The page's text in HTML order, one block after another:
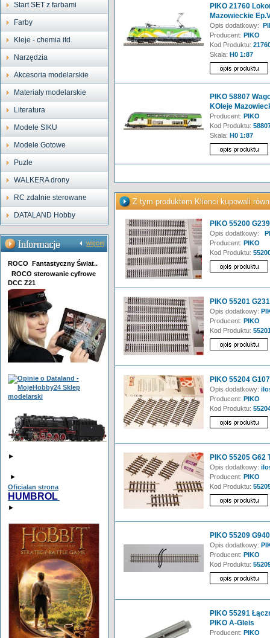
Start SET z farbami
Farby
Kleje - chemia itd.
Narzędzia
Akcesoria modelarskie
Materiały modelarskie
Literatura
Modele SIKU
Modele Gotowe
Puzle
WALKERA drony
RC zdalnie sterowane
DATALAND Hobby
więcej
ROCO Fantastyczny Świat..
ROCO sterowanie cyfrowe
DCC Z21
►
►
Oficialan strona
HUMBROL
►
PIKO 21760
Mazowieckie
Opis dodatkowy:
Producent: PIKO
Kod Produktu:
Skala: H0 1:87
PIKO 58807
KOleje
Producent: PIKO
Kod Produktu:
Skala: H0 1:87
Z tym produktem Klienci kupowali
PIKO 55200
Opis dodatkowy:
Producent: PIKO
Kod Produktu:
PIKO 55201
Opis dodatkowy:
Producent: PIKO
Kod Produktu:
PIKO 55204
Opis dodatkowy:
Producent: PIKO
Kod Produktu:
PIKO 55205 G62
Opis dodatkowy:
Producent: PIKO
Kod Produktu:
PIKO 55209
Opis dodatkowy:
Producent: PIKO
Kod Produktu:
PIKO 55291
PIKO A-Gleis
Producent: PIKO